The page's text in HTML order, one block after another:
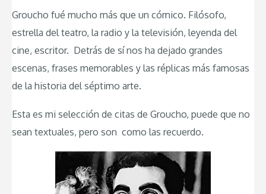
Groucho fué mucho más que un cómico. Filósofo,
estrella del teatro, la radio y la televisión, leyenda del
cine, escritor. Detrás de sí nos ha dejado grandes
escenas, frases memorables y las réplicas más famosas
de la historia del séptimo arte.
Esta es mi selección de citas de Groucho, puede que no
sean textuales, pero son como las recuerdo.